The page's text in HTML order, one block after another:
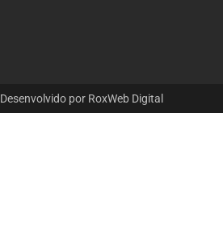
Desenvolvido por RoxWeb Digital